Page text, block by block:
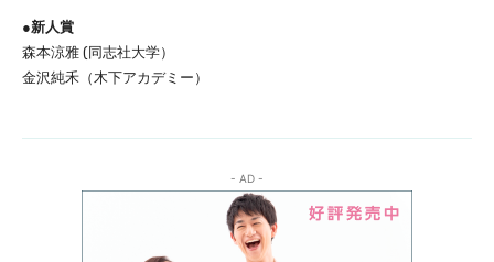
●新人賞
森本涼雅 (同志社大学）
金沢純禾（木下アカデミー）
- AD -